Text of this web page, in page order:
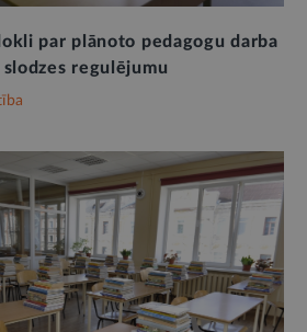
par plānoto pedagogu darba
regulējumu